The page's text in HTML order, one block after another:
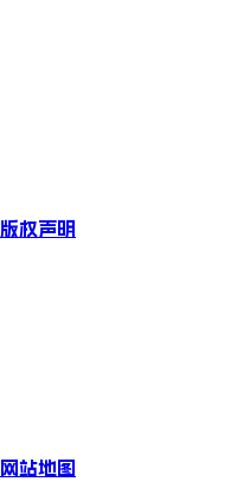
版权声明
网站地图